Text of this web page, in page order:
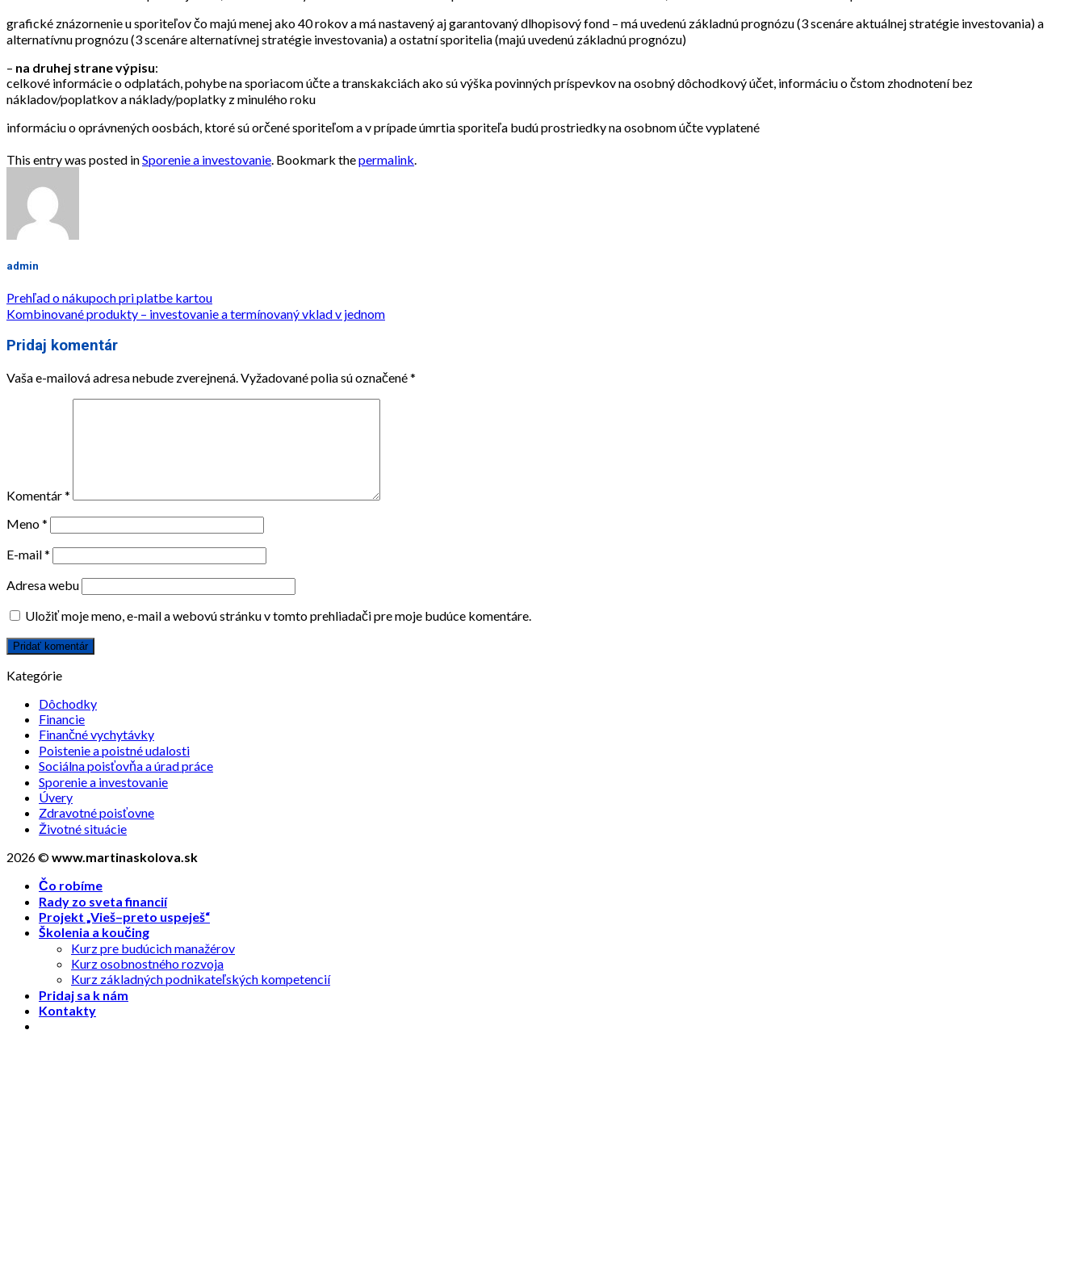
grafické znázornenie u sporiteľov čo majú menej ako 40 rokov a má nastavený aj garantovaný dlhopisový fond – má uvedenú základnú prognózu (3 scenáre aktuálnej stratégie investovania) a
alternatívnu prognózu (3 scenáre alternatívnej stratégie investovania) a ostatní sporitelia (majú uvedenú základnú prognózu)
– na druhej strane výpisu:
celkové informácie o odplatách, pohybe na sporiacom účte a transkakciách ako sú výška povinných príspevkov na osobný dôchodkový účet, informáciu o čstom zhodnotení bez
nákladov/poplatkov a náklady/poplatky z minulého roku
informáciu o oprávnených oosbách, ktoré sú orčené sporiteľom a v prípade úmrtia sporiteľa budú prostriedky na osobnom účte vyplatené
This entry was posted inSporenie a investovanie. Bookmark thepermalink.
admin
Prehľad o nákupoch pri platbe kartou
Kombinované produkty – investovanie a termínovaný vklad v jednom
Pridaj komentár
Vaša e-mailová adresa nebude zverejnená. Vyžadované polia sú označené*
Komentár*
Meno*
E-mail*
Adresa webu
Uložiť moje meno, e-mail a webovú stránku v tomto prehliadači pre moje budúce komentáre.
Kategórie
Dôchodky
Financie
Finančné vychytávky
Poistenie a poistné udalosti
Sociálna poisťovňa a úrad práce
Sporenie a investovanie
Úvery
Zdravotné poisťovne
Životné situácie
2026 ©www.martinaskolova.sk
Čo robíme
Rady zo sveta financií
Projekt „Vieš–preto uspeješ“
Školenia a koučing
Kurz pre budúcich manažérov
Kurz osobnostného rozvoja
Kurz základných podnikateľských kompetencií
Pridaj sa k nám
Kontakty